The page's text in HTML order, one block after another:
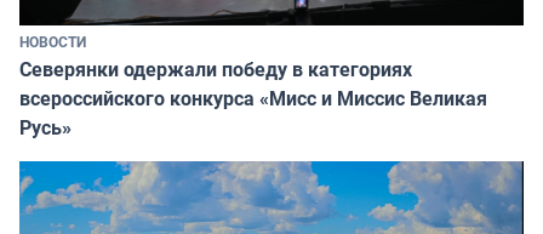
НОВОСТИ
Северянки одержали победу в категориях
всероссийского конкурса «Мисс и Миссис Великая
Русь»